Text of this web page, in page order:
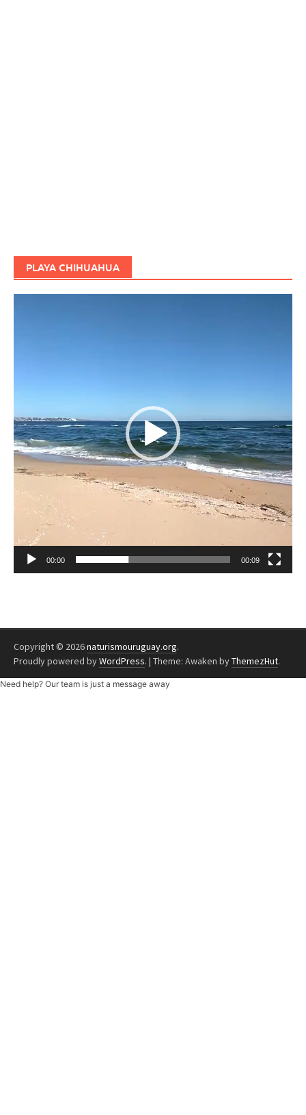
PLAYA CHIHUAHUA
00:00 00:09
Copyright © 2026naturismouruguay.org.
Proudly powered byWordPress. | Theme: Awaken byThemezHut.
Need help? Our team is just a message away